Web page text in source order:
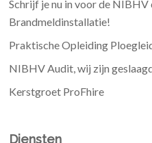
Schrijf je nu in voor de NIBHV
Brandmeldinstallatie!
Praktische Opleiding
NIBHV Audit, wij zijn
Kerstgroet ProFhire
Diensten